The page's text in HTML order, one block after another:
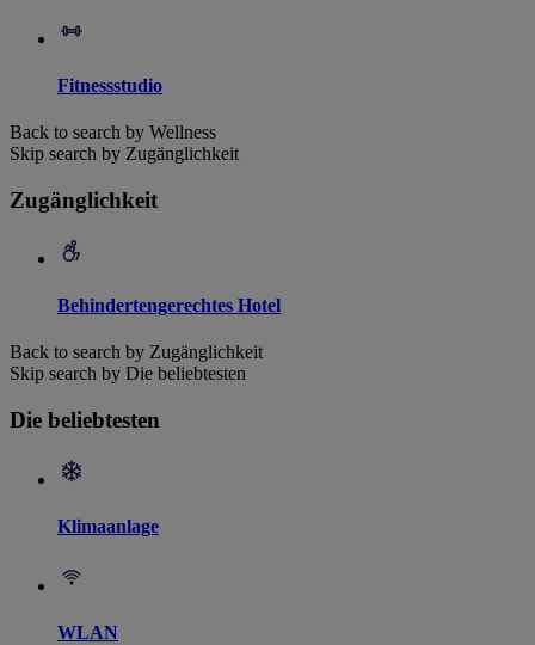
Fitnessstudio
Back to search by Wellness
Skip search by Zugänglichkeit
Zugänglichkeit
Behindertengerechtes Hotel
Back to search by Zugänglichkeit
Skip search by Die beliebtesten
Die beliebtesten
Klimaanlage
WLAN